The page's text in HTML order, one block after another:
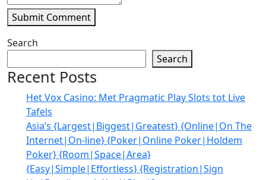
Submit Comment
Search
Search
Recent Posts
Het Vox Casino: Met Pragmatic Play Slots tot Live
Tafels
Asia’s {Largest|Biggest|Greatest} {Online|On The
Internet|On-line} {Poker|Online Poker|Holdem
Poker} {Room|Space|Area}
{Easy|Simple|Effortless} {Registration|Sign